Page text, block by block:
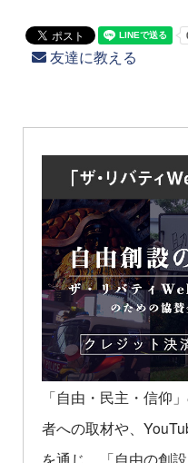
友達に教える
「自由・民主・信仰
者への取材や、
を通じ、「自由の創